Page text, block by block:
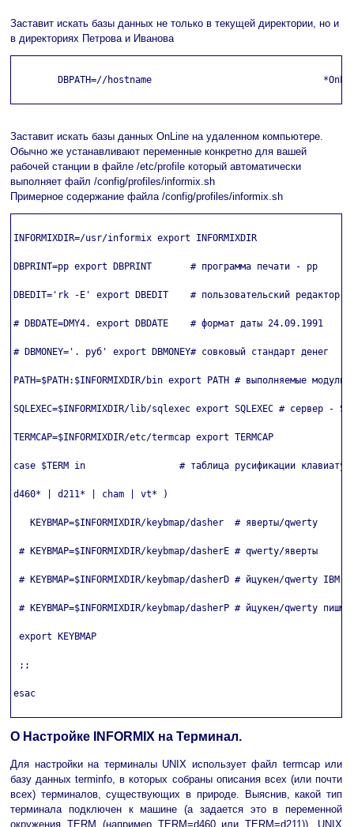
Заставит искать базы данных не только в текущей директории, но и
в директориях Петрова и Иванова
        DBPATH=//hostname                               *OnL*
Заставит искать базы данных OnLine на удаленном компьютере.
Обычно же устанавливают переменные конкретно для вашей
рабочей станции в файле /etc/profile который автоматически
выполняет файл /config/profiles/informix.sh
Примерное содержание файла /config/profiles/informix.sh
INFORMIXDIR=/usr/informix export INFORMIXDIR
DBPRINT=pp export DBPRINT       # программа печати - pp
DBEDIT='rk -E' export DBEDIT    # пользовательский редактор
# DBDATE=DMY4. export DBDATE    # формат даты 24.09.1991
# DBMONEY='. руб' export DBMONEY# совковый стандарт денег
PATH=$PATH:$INFORMIXDIR/bin export PATH # выполняемые модули
SQLEXEC=$INFORMIXDIR/lib/sqlexec export SQLEXEC # сервер - SE
TERMCAP=$INFORMIXDIR/etc/termcap export TERMCAP
case $TERM in                 # таблица русификации
d460* | d211* | cham | vt* )
   KEYBMAP=$INFORMIXDIR/keybmap/dasher  # яверты/qwerty
# KEYBMAP=$INFORMIXDIR/keybmap/dasherE # qwerty/яверты
# KEYBMAP=$INFORMIXDIR/keybmap/dasherD # йцукен/qwerty IBM
# KEYBMAP=$INFORMIXDIR/keybmap/dasherP # йцукен/qwerty
export KEYBMAP
;;
esac
О Настройке INFORMIX на Терминал.
Для настройки на терминалы UNIX использует файл termcap или
базу данных terminfo, в которых собраны описания всех (или почти
всех) терминалов, существующих в природе. Выяснив, какой тип
терминала подключен к машине (а задается это в переменной
окружения TERM (например TERM=d460 или TERM=d211)), UNIX